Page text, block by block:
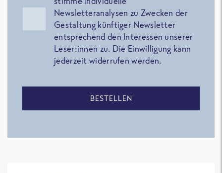
Newsletteranalysen zu Zwecken der
Gestaltung künftiger Newsletter
entsprechend den Interessen unserer
Leser:innen zu. Die Einwilligung kann
jederzeit widerrufen werden.
BESTELLEN